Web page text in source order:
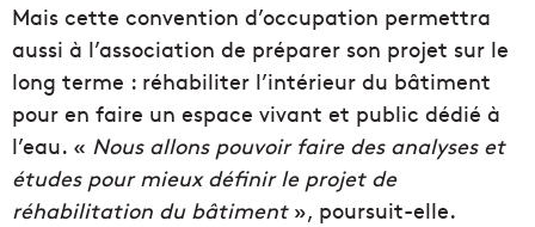
Mais cette convention d’occupation permettra
aussi à l’association de préparer son projet sur le
long terme : réhabiliter l’intérieur du bâtiment
pour en faire un espace vivant et public dédié à
l’eau. « Nous allons pouvoir faire des analyses et
études pour mieux définir le projet de
réhabilitation du bâtiment», poursuit-elle.